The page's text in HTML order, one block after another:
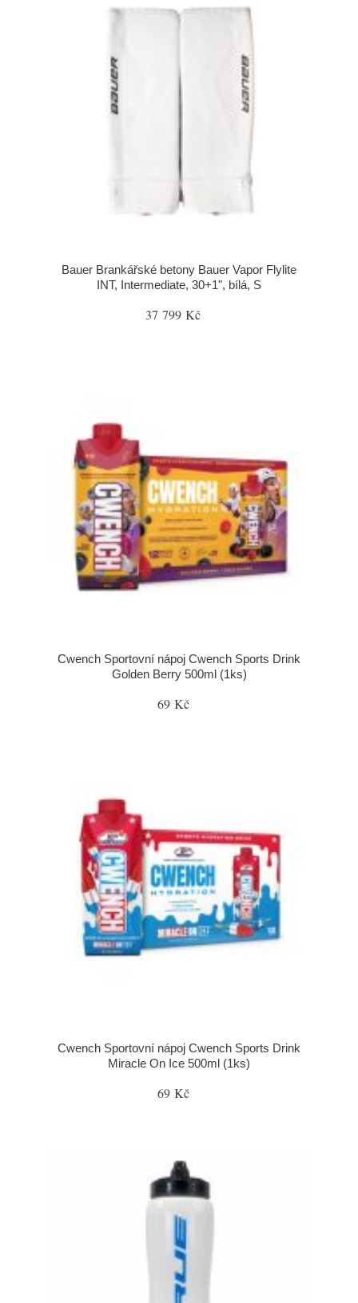
Bauer Brankářské betony Bauer Vapor Flylite
INT, Intermediate, 30+1", bílá, S
37 799 Kč
Cwench Sportovní nápoj Cwench Sports Drink
Golden Berry 500ml (1ks)
69 Kč
Cwench Sportovní nápoj Cwench Sports Drink
Miracle On Ice 500ml (1ks)
69 Kč